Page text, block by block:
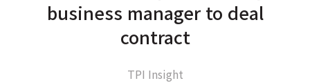
business manager to deal
contract
TPI Insight